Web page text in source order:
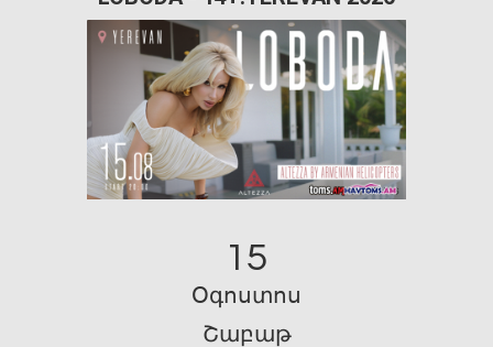
15
Օգոստոս
Շաբաթ